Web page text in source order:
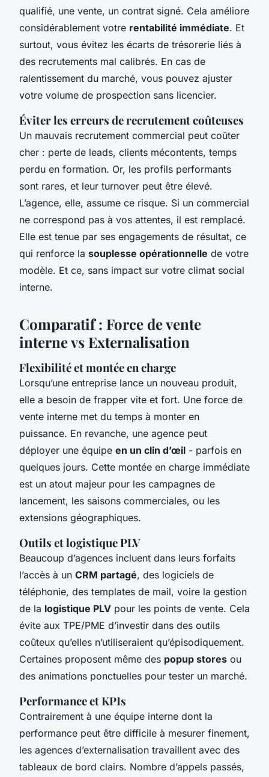
qualifié, une vente, un contrat signé. Cela améliore
considérablement votre rentabilité immédiate. Et
surtout, vous évitez les écarts de trésorerie liés à
des recrutements mal calibrés. En cas de
ralentissement du marché, vous pouvez ajuster
votre volume de prospection sans licencier.
Éviter les erreurs de recrutement coûteuses
Un mauvais recrutement commercial peut coûter
cher : perte de leads, clients mécontents, temps
perdu en formation. Or, les profils performants
sont rares, et leur turnover peut être élevé.
L’agence, elle, assume ce risque. Si un commercial
ne correspond pas à vos attentes, il est remplacé.
Elle est tenue par ses engagements de résultat, ce
qui renforce la souplesse opérationnelle de votre
modèle. Et ce, sans impact sur votre climat social
interne.
Comparatif : Force de vente
interne vs Externalisation
Flexibilité et montée en charge
Lorsqu’une entreprise lance un nouveau produit,
elle a besoin de frapper vite et fort. Une force de
vente interne met du temps à monter en
puissance. En revanche, une agence peut
déployer une équipe en un clin d’œil - parfois en
quelques jours. Cette montée en charge immédiate
est un atout majeur pour les campagnes de
lancement, les saisons commerciales, ou les
extensions géographiques.
Outils et logistique PLV
Beaucoup d’agences incluent dans leurs forfaits
l’accès à un CRM partagé, des logiciels de
téléphonie, des templates de mail, voire la gestion
de la logistique PLV pour les points de vente. Cela
évite aux TPE/PME d’investir dans des outils
coûteux qu’elles n’utiliseraient qu’épisodiquement.
Certaines proposent même des popup stores ou
des animations ponctuelles pour tester un marché.
Performance et KPIs
Contrairement à une équipe interne dont la
performance peut être difficile à mesurer finement,
les agences d’externalisation travaillent avec des
tableaux de bord clairs. Nombre d’appels passés,